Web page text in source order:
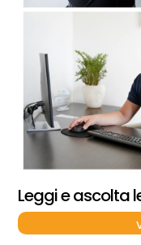
Leggi e ascolta